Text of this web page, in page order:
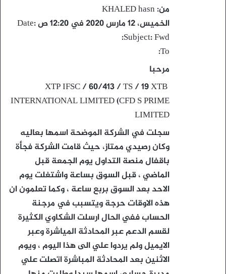
من: KHALED hasn
‪Date: الخميس، 12 مارس 2020 في 12:20 ص‬
Subject: Fwd:
To:
مرحبا
XTP IFSC / 60/413 / TS / 19 XTB
INTERNATIONAL LIMITED (CFD S PRIME
LIMITED
سجلت في الشركة الموضحة اسمها بعاليه
وكان رصيدي ممتاز، حيث قامت الشركة فجأة
باقفال منصة التداول يوم الجمعة قبل
الماضي ، قبل السوق بساعة واشتغلت يوم
الاحد بعد السوق بربع ساعة ، وكما تعلمون ان
هذه الاوقات حرجة ويتسبب في مرجنة
الحساب ففي الحال ارسلت الشكاوي الكثيرة
لقسم الدعم عبر المحادثة المياشرة وعبر
الايميل ولم يردوا علي الى هذا اليوم ، ويوم
الاثنين بعد المحادثة المباشرة اتصلت علي